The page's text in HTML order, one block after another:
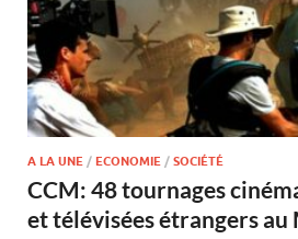
A LA UNE / ECONOMIE / SOCIÉTÉ
CCM: 48 tournages
et télévisées étrangers au